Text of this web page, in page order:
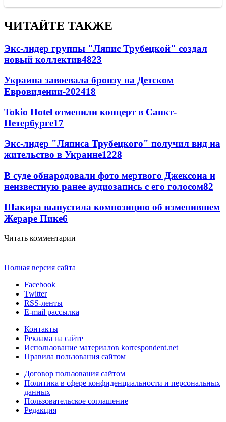
ЧИТАЙТЕ ТАКЖЕ
Экс-лидер группы "Ляпис Трубецкой" создал
новый коллектив4823
Украина завоевала бронзу на Детском
Евровидении-202418
Tokio Hotel отменили концерт в Санкт-
Петербурге17
Экс-лидер "Ляписа Трубецкого" получил вид на
жительство в Украине1228
В суде обнародовали фото мертвого Джексона и
неизвестную ранее аудиозапись с его голосом82
Шакира выпустила композицию об изменившем
Жераре Пике6
Читать комментарии
Полная версия сайта
Facebook
Twitter
RSS-ленты
E-mail рассылка
Контакты
Реклама на сайте
Использование материалов korrespondent.net
Правила пользования сайтом
Договор пользования сайтом
Политика в сфере конфиденциальности и персональных
данных
Пользовательское соглашение
Редакция